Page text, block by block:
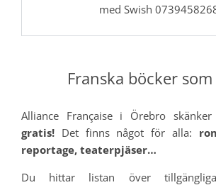
med Swish
Franska böcker som
Alliance Française i Örebro
gratis! Det finns något för alla:
reportage, teaterpjäser…
Du hittar listan över